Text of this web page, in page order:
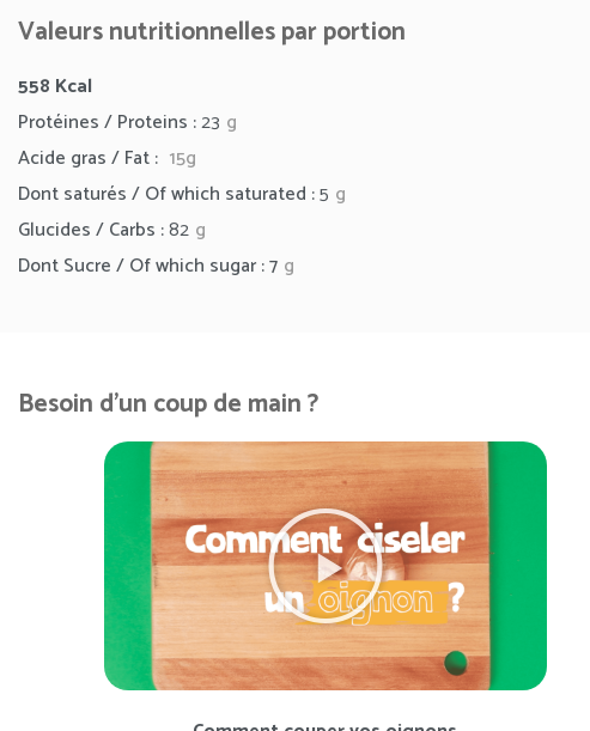
Valeurs nutritionnelles par portion
558 Kcal
Protéines / Proteins :23 g
Acide gras / Fat : 15g
Dont saturés / Of which saturated :5 g
Glucides / Carbs :82 g
Dont Sucre / Of which sugar : 7 g
Besoin d'un coup de main ?